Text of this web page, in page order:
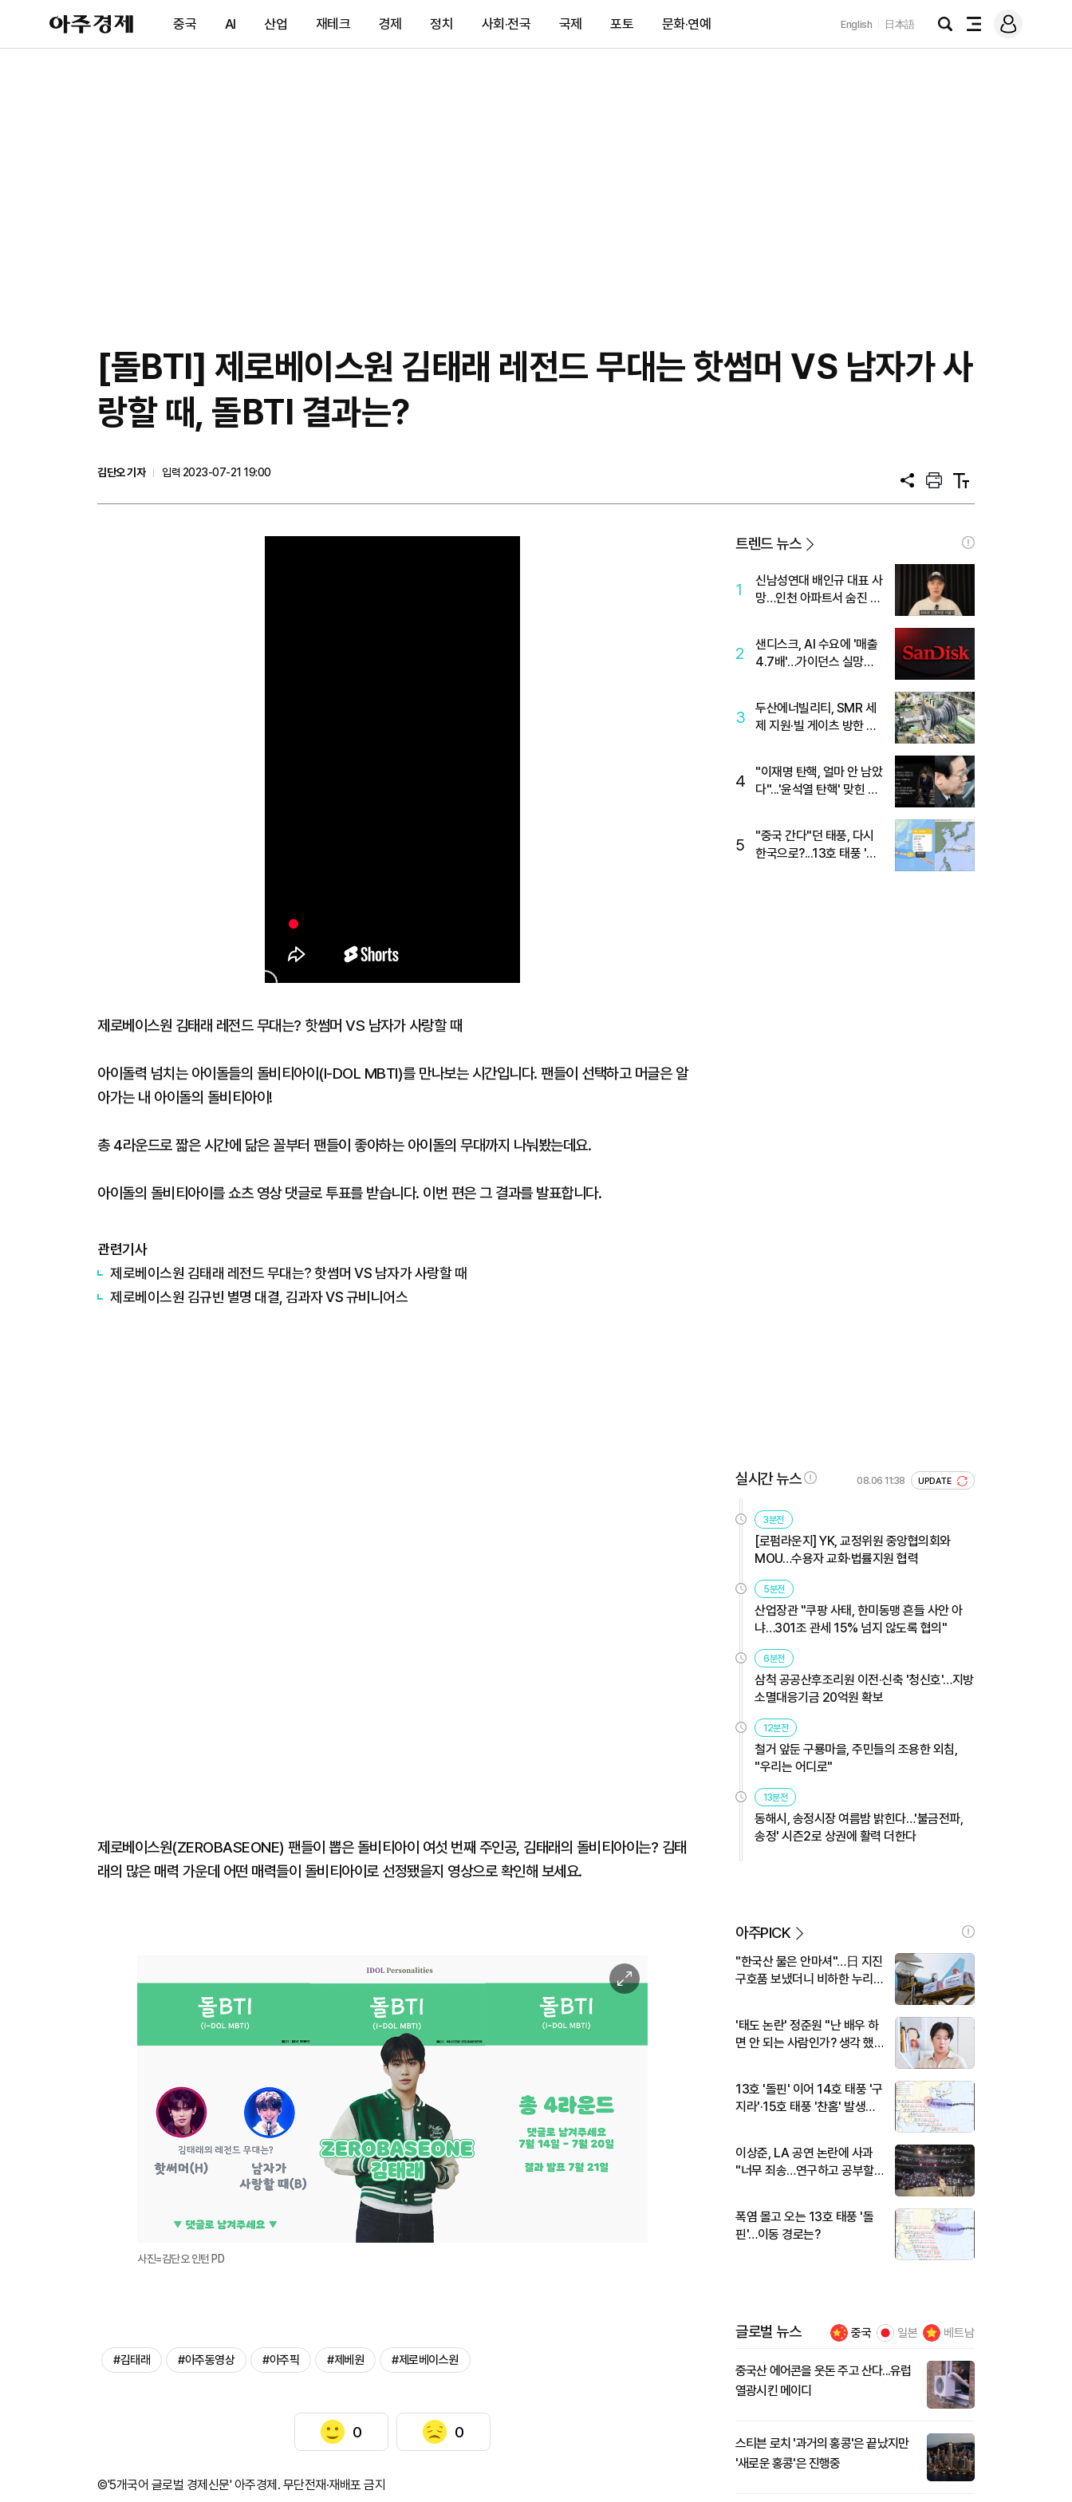
아
주
제
중국 AI 산업 재테크 경제 정치 사회·전국 국제 포토 문화·연예 English 日本語
검
전
메
그
[돌BTI] 제로베이스원 김태래 레전드 무대는 핫썸머 VS 남자가 사
랑할 때, 돌BTI 결과는?
김단오 기자
입력 2023-07-21 19:00
공
프
트
텍
트
제로베이스원 김태래 레전드 무대는? 핫썸머 VS 남자가 사랑할 때
아이돌력 넘치는 아이돌들의 돌비티아이(I-DOL MBTI)를 만나보는 시간입니다. 팬들이 선택하고 머글은 알
아가는 내 아이돌의 돌비티아이!
총 4라운드로 짧은 시간에 닮은 꼴부터 팬들이 좋아하는 아이돌의 무대까지 나눠봤는데요.
아이돌의 돌비티아이를 쇼츠 영상 댓글로 투표를 받습니다. 이번 편은 그 결과를 발표합니다.
관련기사
제로베이스원 김태래 레전드 무대는? 핫썸머 VS 남자가 사랑할 때
제로베이스원 김규빈 별명 대결, 김과자 VS 규비니어스
제로베이스원(ZEROBASEONE) 팬들이 뽑은 돌비티아이 여섯 번째 주인공, 김태래의 돌비티아이는? 김태
래의 많은 매력 가운데 어떤 매력들이 돌비티아이로 선정됐을지 영상으로 확인해 보세요.
이
미
확
사진=김단오 인턴 PD
#김태래 #아주동영상 #아주픽 #제베원 #제로베이스원
0 0
©'5개국어 글로벌 경제신문' 아주경제. 무단전재·재배포 금지
트렌드 뉴스
1
신남성연대 배인규 대표 사
망…인천 아파트서 숨진 채
2
샌디스크, AI 수요에 '매출
4.7배'…가이던스 실망에
3
두산에너빌리티, SMR 세
제 지원·빌 게이츠 방한 기
4
"이재명 탄핵, 얼마 안 남았
다"...'윤석열 탄핵' 맞힌 무
5
"중국 간다"던 태풍, 다시
한국으로?...13호 태풍 '돌
실시간 뉴스 08.06 11:38 UPDATE
3분전
[로펌라운지] YK, 교정위원 중앙협의회와
MOU…수용자 교화·법률지원 협력
5분전
산업장관 "쿠팡 사태, 한미동맹 흔들 사안 아
냐…301조 관세 15% 넘지 않도록 협의"
6분전
삼척 공공산후조리원 이전·신축 '청신호'…지방
소멸대응기금 20억원 확보
12분전
철거 앞둔 구룡마을, 주민들의 조용한 외침,
"우리는 어디로"
13분전
동해시, 송정시장 여름밤 밝힌다…'불금전파,
송정' 시즌2로 상권에 활력 더한다
아주PICK
"한국산 물은 안마셔"…日 지진
구호품 보냈더니 비하한 누리
'태도 논란' 정준원 "난 배우 하
면 안 되는 사람인가? 생각 했
13호 '돌핀' 이어 14호 태풍 '구
지라'·15호 태풍 '찬홈' 발생…
이상준, LA 공연 논란에 사과
"너무 죄송…연구하고 공부할
폭염 몰고 오는 13호 태풍 '돌
핀'…이동 경로는?
글로벌 뉴스 중국 일본 베트남
중국산 에어콘을 웃돈 주고 산다...유럽
열광시킨 메이디
스티븐 로치 '과거의 홍콩'은 끝났지만
'새로운 홍콩'은 진행중